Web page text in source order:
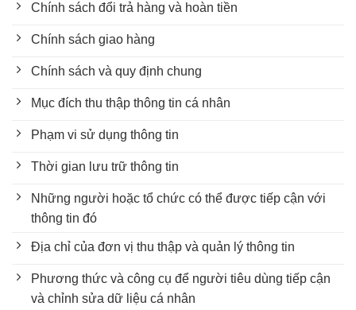
Chính sách đổi trả hàng và hoàn tiền
Chính sách giao hàng
Chính sách và quy định chung
Mục đích thu thập thông tin cá nhân
Phạm vi sử dụng thông tin
Thời gian lưu trữ thông tin
Những người hoặc tổ chức có thể được tiếp cận với
thông tin đó
Địa chỉ của đơn vị thu thập và quản lý thông tin
Phương thức và công cụ để người tiêu dùng tiếp cận
và chỉnh sửa dữ liệu cá nhân